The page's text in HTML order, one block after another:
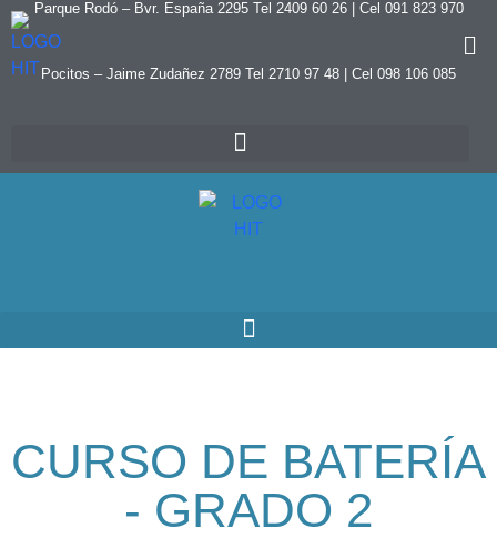
Parque Rodó – Bvr. España 2295 Tel 2409 60 26 | Cel 091 823 970
Pocitos – Jaime Zudañez 2789 Tel 2710 97 48 Cel 098 106 085
CURSO DE BATERÍA
- GRADO 2